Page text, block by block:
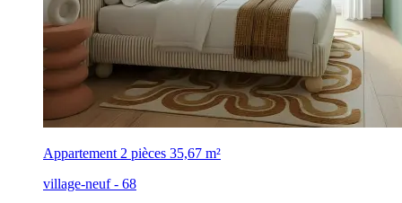
Appartement 2 pièces 35,67 m²
village-neuf - 68